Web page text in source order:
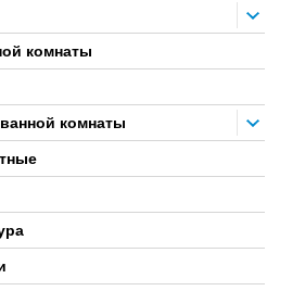
комнаты
комнаты